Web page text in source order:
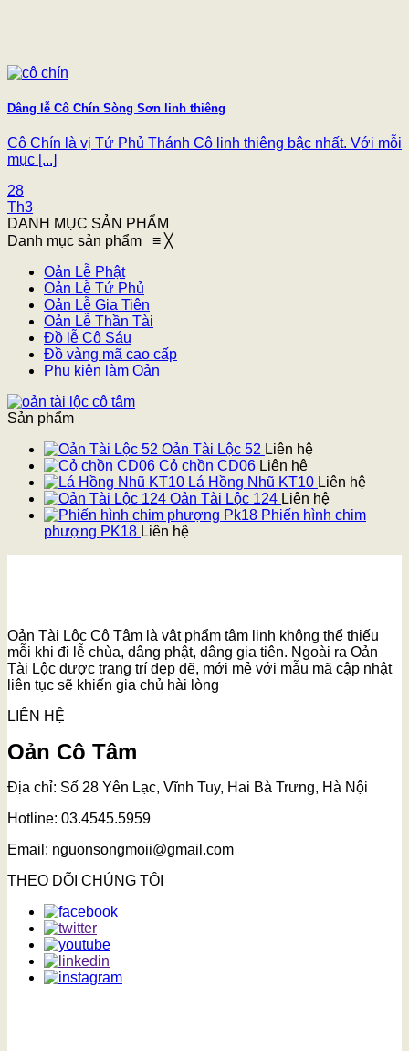
Dâng lễ Cô Chín Sòng Sơn linh thiêng
Cô Chín là vị Tứ Phủ Thánh Cô linh thiêng bậc nhất. Với mỗi
mục [...]
28
Th3
DANH MỤC SẢN PHẨM
Danh mục sản phẩm ≡ ╳
Oản Lễ Phật
Oản Lễ Tứ Phủ
Oản Lễ Gia Tiên
Oản Lễ Thần Tài
Đồ lễ Cô Sáu
Đồ vàng mã cao cấp
Phụ kiện làm Oản
Sản phẩm
Oản Tài Lộc 52 Liên hệ
Cỏ chồn CD06 Liên hệ
Lá Hồng Nhũ KT10 Liên hệ
Oản Tài Lộc 124 Liên hệ
Phiến hình chim
phượng PK18 Liên hệ
Oản Tài Lộc Cô Tâm là vật phẩm tâm linh không thể thiếu
mỗi khi đi lễ chùa, dâng phật, dâng gia tiên. Ngoài ra Oản
Tài Lộc được trang trí đẹp đẽ, mới mẻ với mẫu mã cập nhật
liên tục sẽ khiến gia chủ hài lòng
LIÊN HỆ
Oản Cô Tâm
Địa chỉ: Số 28 Yên Lạc, Vĩnh Tuy, Hai Bà Trưng, Hà Nội
Hotline: 03.4545.5959
Email: nguonsongmoii@gmail.com
THEO DÕI CHÚNG TÔI